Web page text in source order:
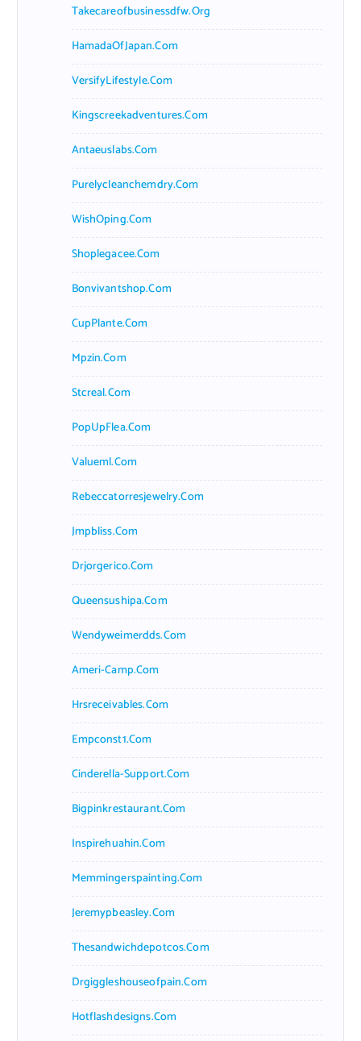
Takecareofbusinessdfw.org
HamadaOfJapan.com
VersifyLifestyle.com
Kingscreekadventures.com
Antaeuslabs.com
Purelycleanchemdry.com
WishOping.com
Shoplegacee.com
Bonvivantshop.com
CupPlante.com
Mpzin.com
Stcreal.com
PopUpFlea.com
Valueml.com
Rebeccatorresjewelry.com
Jmpbliss.com
Drjorgerico.com
Queensushipa.com
Wendyweimerdds.com
Ameri-Camp.com
Hrsreceivables.com
Empconst1.com
Cinderella-Support.com
Bigpinkrestaurant.com
Inspirehuahin.com
Memmingerspainting.com
Jeremypbeasley.com
Thesandwichdepotcos.com
Drgiggleshouseofpain.com
Hotflashdesigns.com